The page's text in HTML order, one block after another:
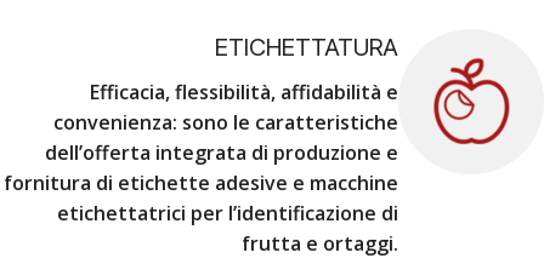
ETICHETTATURA
Efficacia, flessibilità, affidabilità e
convenienza: sono le caratteristiche
dell’offerta integrata di produzione e
fornitura di etichette adesive e macchine
etichettatrici per l’identificazione di
frutta e ortaggi.